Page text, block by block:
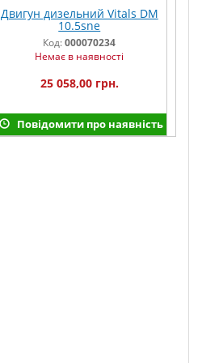
Двигун дизельний Vitals DM
10.5sne
Код:000070234
Немає в наявності
25 058,00 грн.
Повідомити про наявність